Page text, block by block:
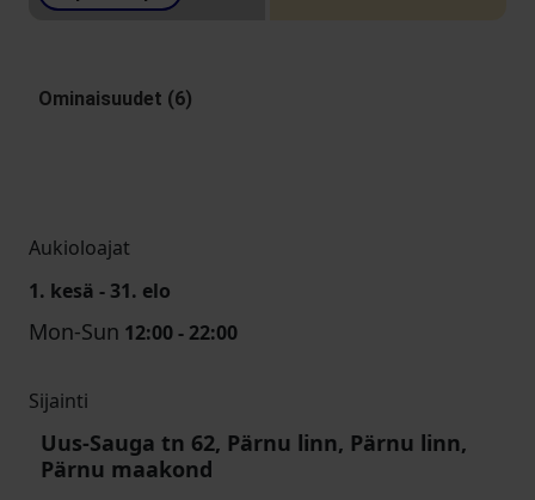
Ominaisuudet (6)
Aukioloajat
1. kesä - 31. elo
Mon-Sun 12:00 - 22:00
Sijainti
Uus-Sauga tn 62, Pärnu linn, Pärnu linn,
Pärnu maakond